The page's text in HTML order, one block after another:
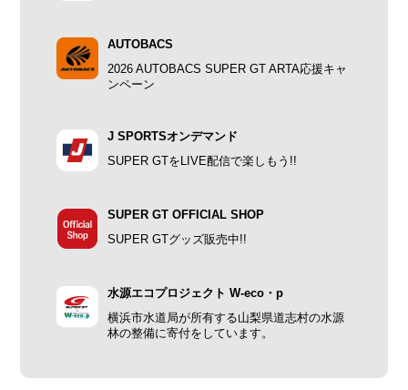
AUTOBACS
2026 AUTOBACS SUPER GT ARTA応援キャ
ンペーン
J SPORTSオンデマンド
SUPER GTをLIVE配信で楽しもう!!
SUPER GT OFFICIAL SHOP
SUPER GTグッズ販売中!!
水源エコプロジェクト W-eco・p
横浜市水道局が所有する山梨県道志村の水源
林の整備に寄付をしています。